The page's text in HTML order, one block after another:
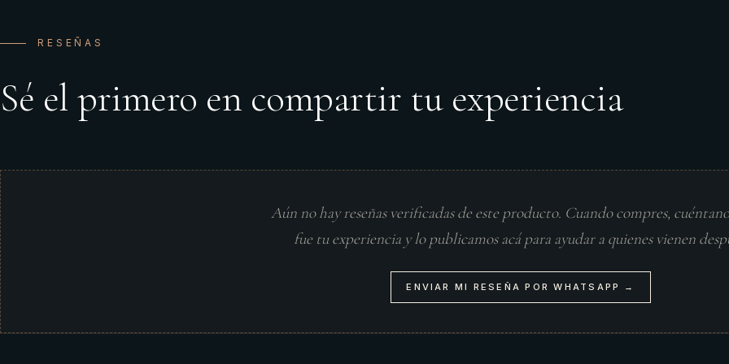
RESEÑAS
Sé el primero en compartir tu experiencia
Aún no hay reseñas verificadas de este producto. Cuando compres,
fue tu experiencia y lo publicamos acá para ayudar a quienes vienen
ENVIAR MI RESEÑA POR WHATSAPP →